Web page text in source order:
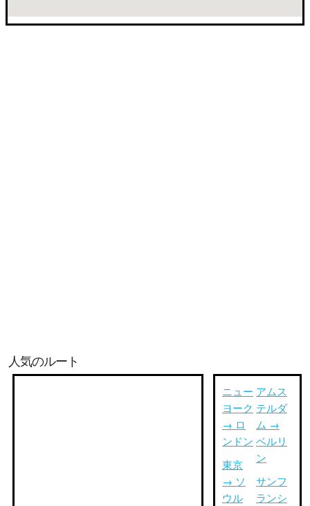
人気のルート
ニュー
ヨーク
→ ロ
ンドン
東京
→ ソ
ウル
アムス
テルダ
ム →
ベルリ
ン
サンフ
ランシ